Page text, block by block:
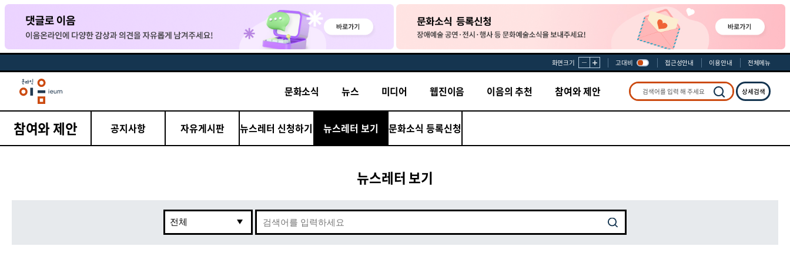
화면크기 고대비 접근성안내 이용안내 전체메뉴
문화소식 뉴스 미디어 웹진이음 이음의 추천 참여와 제안 검색 상세검색
참여와 제안 공지사항 자유게시판 뉴스레터 신청하기 뉴스레터 보기 문화소식 등록신청
뉴스레터 보기